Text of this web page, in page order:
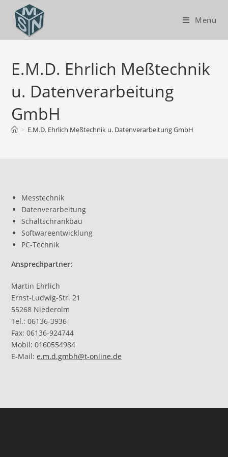
Menü
E.M.D. Ehrlich Meßtechnik
u. Datenverarbeitung
GmbH
> E.M.D. Ehrlich Meßtechnik u. Datenverarbeitung GmbH
Messtechnik
Datenverarbeitung
Schaltschrankbau
Softwareentwicklung
PC-Technik
Ansprechpartner:
Martin Ehrlich
Ernst-Ludwig-Str. 21
55268 Niederolm
Tel.: 06136-3936
Fax: 06136-924744
Mobil: 0160554984
E-Mail:e.m.d.gmbh@t-online.de